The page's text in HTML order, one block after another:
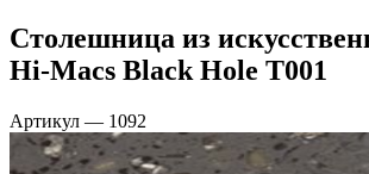
Столешница из
Hi-Macs Black Hole T001
Артикул — 1092